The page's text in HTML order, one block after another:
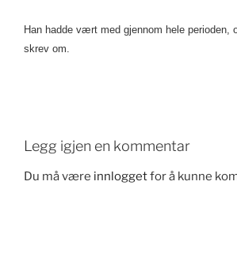
Han hadde vært med gjennom hele perioden,
skrev om.
Legg igjen en kommentar
Du må være innloggetfor å kunne